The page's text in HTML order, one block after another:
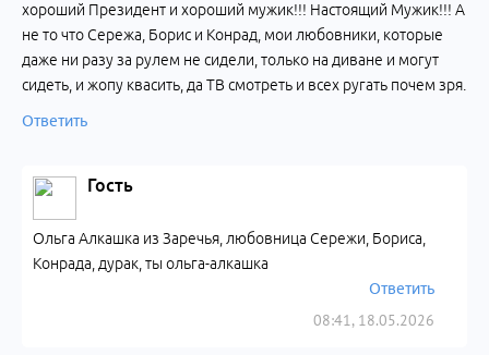
хороший Президент и хороший мужик!!! Настоящий Мужик!!! А
не то что Сережа, Борис и Конрад, мои любовники, которые
даже ни разу за рулем не сидели, только на диване и могут
сидеть, и жопу квасить, да ТВ смотреть и всех ругать почем зря.
Ответить
Гость
08:41, 18.05.2026
Ольга Алкашка из Заречья, любовница Сережи, Бориса,
Конрада, дурак, ты ольга-алкашка
Ответить